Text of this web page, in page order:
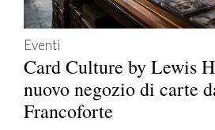
Eventi
Card Culture by Lewis
nuovo negozio di carte
Francoforte